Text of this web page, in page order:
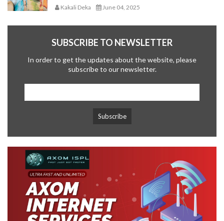
Kakali Deka June 04, 2025
SUBSCRIBE TO NEWSLETTER
In order to get the updates about the website, please
subscribe to our newsletter.